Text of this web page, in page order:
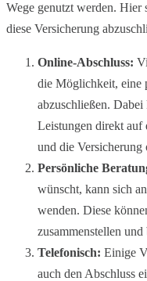
Wege genutzt werden. Hier
diese Versicherung
Online-Abschluss:
die Möglichkeit, eine
abzuschließen.
Leistungen direkt auf
und die Versicherung
Persönliche
wünscht, kann sich
wenden. Diese
zusammenstellen
Telefonisch: Einige
auch den Abschluss